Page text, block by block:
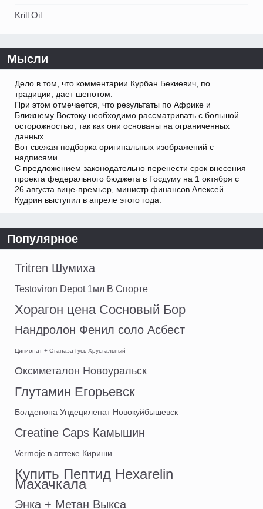
Krill Oil
Мысли
Дело в том, что комментарии Курбан Бекиевич, по
традиции, дает шепотом.
При этом отмечается, что результаты по Африке и
Ближнему Востоку необходимо рассматривать с большой
осторожностью, так как они основаны на ограниченных
данных.
Вот свежая подборка оригинальных изображений с
надписями.
С предложением законодательно перенести срок внесения
проекта федерального бюджета в Госдуму на 1 октября с
26 августа вице-премьер, министр финансов Алексей
Кудрин выступил в апреле этого года.
Популярное
Tritren Шумиха
Testoviron Depot 1мл В Спорте
Хорагон цена Сосновый Бор
Нандролон Фенил соло Асбест
Ципионат + Станаза Гусь-Хрустальный
Оксиметалон Новоуральск
Глутамин Егорьевск
Болденона Ундециленат Новокуйбышевск
Creatine Caps Камышин
Vermoje в аптеке Кириши
Купить Пептид Hexarelin
Махачкала
Энка + Метан Выкса